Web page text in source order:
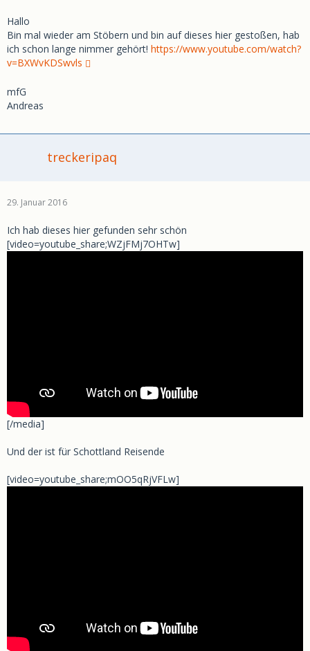
Hallo
Bin mal wieder am Stöbern und bin auf dieses hier gestoßen, hab
ich schon lange nimmer gehört! https://www.youtube.com/watch?
v=BXWvKDSwvls
mfG
Andreas
treckeripaq
29. Januar 2016
Ich hab dieses hier gefunden sehr schön
[video=youtube_share;WZjFMj7OHTw]
[/media]
Und der ist für Schottland Reisende
[video=youtube_share;mOO5qRjVFLw]